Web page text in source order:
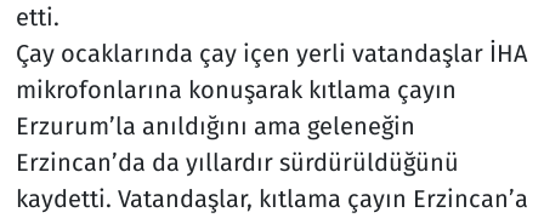
etti.
Çay ocaklarında çay içen yerli vatandaşlar İHA
mikrofonlarına konuşarak kıtlama çayın
Erzurum’la anıldığını ama geleneğin
Erzincan’da da yıllardır sürdürüldüğünü
kaydetti. Vatandaşlar, kıtlama çayın Erzincan’a